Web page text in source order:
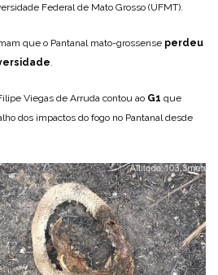
Federal de Mato Grosso (UFMT).
que o Pantanal mato-grossense perdeu
.
Viegas de Arruda contou ao G1 que
dos impactos do fogo no Pantanal desde